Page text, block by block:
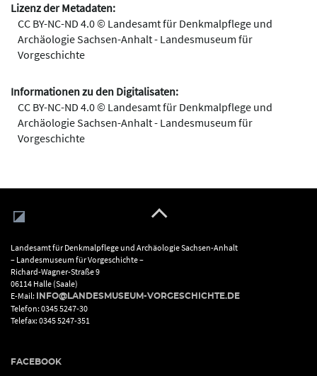
Lizenz der Metadaten:
CC BY-NC-ND 4.0 © Landesamt für Denkmalpflege und
Archäologie Sachsen-Anhalt - Landesmuseum für
Vorgeschichte
Informationen zu den Digitalisaten:
CC BY-NC-ND 4.0 © Landesamt für Denkmalpflege und
Archäologie Sachsen-Anhalt - Landesmuseum für
Vorgeschichte
Landesamt für Denkmalpflege und Archäologie Sachsen-Anhalt
– Landesmuseum für Vorgeschichte –
Richard-Wagner-Straße 9
06114 Halle (Saale)
E-Mail:
INFO@LANDESMUSEUM-VORGESCHICHTE.DE
Telefon: 0345 5247-30
Telefax: 0345 5247-351
FACEBOOK